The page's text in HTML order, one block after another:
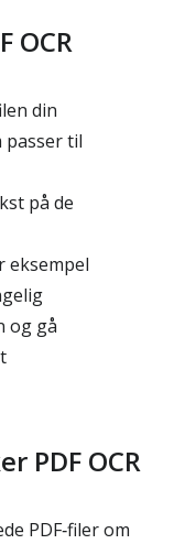
OCR
din
passer til
på de
eksempel
og gå
PDF OCR
PDF‑filer om